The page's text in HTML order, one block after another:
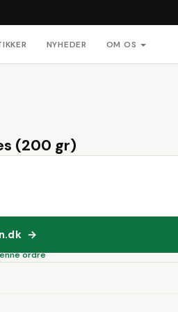
NYHEDER OM OS
(200 gr)
→
ordre